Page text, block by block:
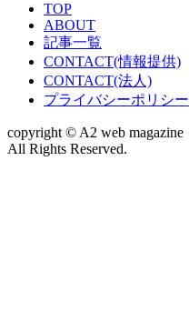
TOP
ABOUT
記事一覧
CONTACT(情報提供)
CONTACT(法人)
プライバシーポリシー
copyright © A2 web magazine
All Rights Reserved.